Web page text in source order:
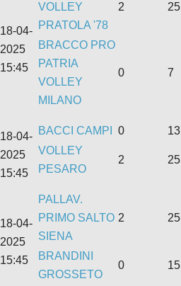
18-04-
2025
15:45
VOLLEY
PRATOLA '78
2 25
BRACCO PRO
PATRIA
VOLLEY
MILANO
0 7
18-04-
2025
15:45
BACCI CAMPI 0
13
VOLLEY
PESARO
2 25
18-04-
2025
15:45
PALLAV.
PRIMO SALTO
SIENA
2 25
BRANDINI
GROSSETO
0 15